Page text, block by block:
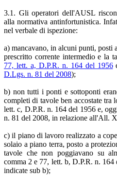
3.1. Gli operatori dell'AUSL
alla normativa antinfortunistica.
nel verbale di ispezione:
a) mancavano, in alcuni punti, posti
prescritto corrente intermedio e la
77, lett. a, D.P.R. n. 164 del 1956
D.Lgs. n. 81 del 2008);
b) non tutti i ponti e sottoponti
completi di tavole ben accostate tra
lett. c, D.P.R. n. 164 del 1956 e,
n. 81 del 2008, in relazione all'All.
c) il piano di lavoro realizzato a
solaio a piano terra, posto a
tavole che non poggiavano su
comma 2 e 77, lett. b, D.P.R. n.
indicate sub b);